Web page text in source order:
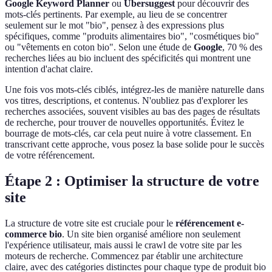
Google Keyword Planner ou Ubersuggest pour découvrir des
mots-clés pertinents. Par exemple, au lieu de se concentrer
seulement sur le mot "bio", pensez à des expressions plus
spécifiques, comme "produits alimentaires bio", "cosmétiques bio"
ou "vêtements en coton bio". Selon une étude de Google, 70 % des
recherches liées au bio incluent des spécificités qui montrent une
intention d'achat claire.
Une fois vos mots-clés ciblés, intégrez-les de manière naturelle dans
vos titres, descriptions, et contenus. N'oubliez pas d'explorer les
recherches associées, souvent visibles au bas des pages de résultats
de recherche, pour trouver de nouvelles opportunités. Évitez le
bourrage de mots-clés, car cela peut nuire à votre classement. En
transcrivant cette approche, vous posez la base solide pour le succès
de votre référencement.
Étape 2 : Optimiser la structure de votre
site
La structure de votre site est cruciale pour le référencement e-
commerce bio. Un site bien organisé améliore non seulement
l'expérience utilisateur, mais aussi le crawl de votre site par les
moteurs de recherche. Commencez par établir une architecture
claire, avec des catégories distinctes pour chaque type de produit bio